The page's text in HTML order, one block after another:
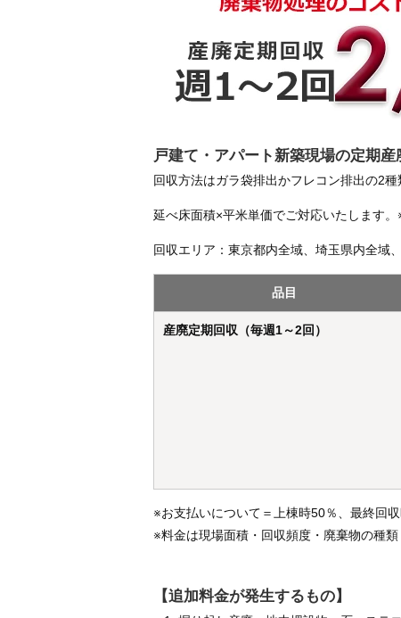
戸建て・アパート新築現場の定期産
回収方法はガラ袋排出かフレコン排出の2種
延べ床面積×平米単価でご対応いたします
回収エリア：東京都内全域、埼玉県内全域
品目
産廃定期回収（毎週1～2回）
※お支払いについて＝上棟時50％、最終回
※料金は現場面積・回収頻度・廃棄物の種
【追加料金が発生するもの】